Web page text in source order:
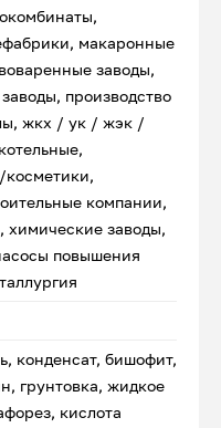
макаронные
заводы,
производство
жкх / ук / жэк /
косметики,
компании,
химические заводы,
повышения
конденсат, бишофит,
грунтовка, жидкое
кислота